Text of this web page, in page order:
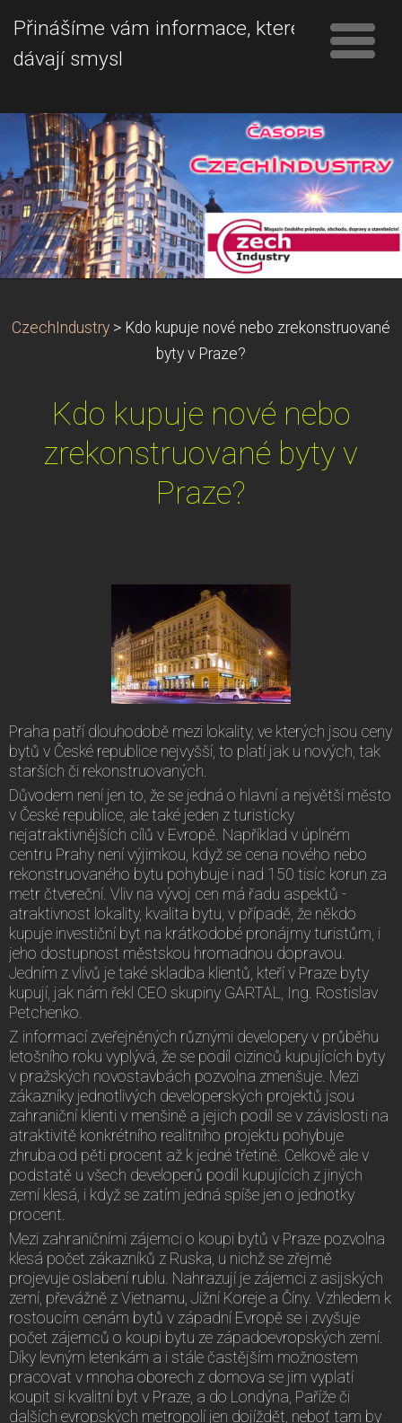
Přinášíme vám informace, které
dávají smysl
CzechIndustry > Kdo kupuje nové nebo zrekonstruované
byty v Praze?
Kdo kupuje nové nebo
zrekonstruované byty v
Praze?
Praha patří dlouhodobě mezi lokality, ve kterých jsou ceny
bytů v České republice nejvyšší, to platí jak u nových, tak
starších či rekonstruovaných.
Důvodem není jen to, že se jedná o hlavní a největší město
v České republice, ale také jeden z turisticky
nejatraktivnějších cílů v Evropě. Například v úplném
centru Prahy není výjimkou, když se cena nového nebo
rekonstruovaného bytu pohybuje i nad 150 tisíc korun za
metr čtvereční. Vliv na vývoj cen má řadu aspektů -
atraktivnost lokality, kvalita bytu, v případě, že někdo
kupuje investiční byt na krátkodobé pronájmy turistům, i
jeho dostupnost městskou hromadnou dopravou.
Jedním z vlivů je také skladba klientů, kteří v Praze byty
kupují, jak nám řekl CEO skupiny GARTAL, Ing. Rostislav
Petchenko.
Z informací zveřejněných různými developery v průběhu
letošního roku vyplývá, že se podíl cizinců kupujících byty
v pražských novostavbách pozvolna zmenšuje. Mezi
zákazníky jednotlivých developerských projektů jsou
zahraniční klienti v menšině a jejich podíl se v závislosti na
atraktivitě konkrétního realitního projektu pohybuje
zhruba od pěti procent až k jedné třetině. Celkově ale v
podstatě u všech developerů podíl kupujících z jiných
zemí klesá, i když se zatím jedná spíše jen o jednotky
procent.
Mezi zahraničními zájemci o koupi bytů v Praze pozvolna
klesá počet zákazníků z Ruska, u nichž se zřejmě
projevuje oslabení rublu. Nahrazují je zájemci z asijských
zemí, převážně z Vietnamu, Jižní Koreje a Číny. Vzhledem k
rostoucím cenám bytů v západní Evropě se i zvyšuje
počet zájemců o koupi bytu ze západoevropských zemí.
Díky levným letenkám a i stále častějším možnostem
pracovat v mnoha oborech z domova se jim vyplatí
koupit si kvalitní byt v Praze, a do Londýna, Paříže či
dalších evropských metropolí jen dojíždět, neboť tam by